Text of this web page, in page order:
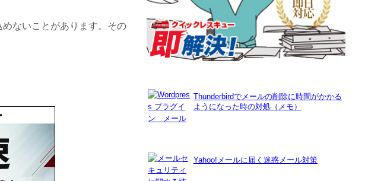
ないことがあります。その
Thunderbirdでメールの削除に時間がかかる
ようになった時の対処（メモ）
Yahoo!メールに届く迷惑メール対策